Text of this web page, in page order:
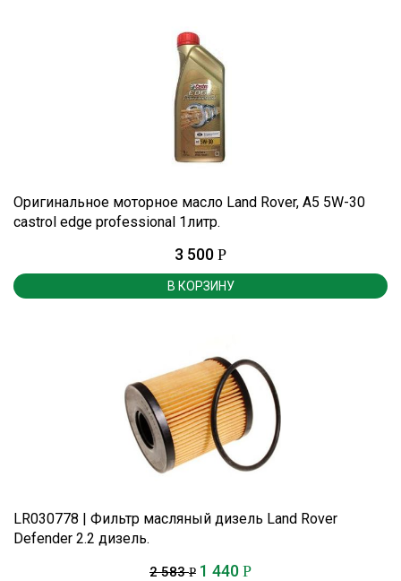
Оригинальное моторное масло Land Rover, A5 5W-30
castrol edge professional 1литр.
3 500 Р
В КОРЗИНУ
LR030778 | Фильтр масляный дизель Land Rover
Defender 2.2 дизель.
2 583Р 1 440 Р